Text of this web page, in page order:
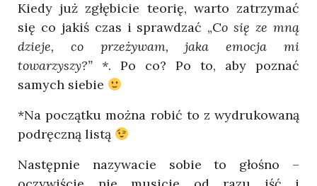
Kiedy już zgłębicie teorię, warto zatrzymać
się co jakiś czas i sprawdzać „Co się ze mną
dzieje, co przeżywam, jaka emocja mi
towarzyszy?” *. Po co? Po to, aby poznać
samych siebie
*Na początku można robić to z wydrukowaną
podręczną listą
Następnie nazywacie sobie to głośno –